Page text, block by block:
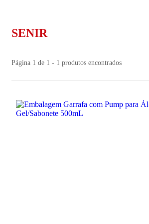
SENIR
Página 1 de 1 - 1 produtos encontrados